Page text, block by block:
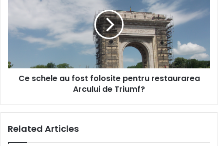
folosite
pentru
restaurarea
de
Triumf?
Ce schele au fost folosite pentru restaurarea
Arcului de Triumf?
Related Articles